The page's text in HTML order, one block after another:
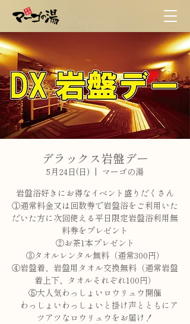
デラックス岩盤デー
5月24日(日)
  |
マーゴの湯
岩盤浴好きにお得なイベント盛りだくさん
①通常料金又は回数券で岩盤浴をご利用いた
だいた方に次回使える平日限定岩盤浴利用無
料券をプレゼント
②お茶1本プレゼント
③タオルレンタル無料（通常300円）
④岩盤着、岩盤用タオル交換無料（通常岩盤
着上下、タオルそれぞれ100円）
⑤大人気わっしょいロウリュウ開催
わっしょいわっしょいと掛け声とともにア
ツアツなロウリュウをお届け！